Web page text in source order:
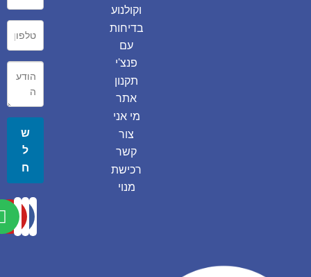
וקולנוע
בדיחות
עם
פנצ'י
תקנון
אתר
מי אני
צור
קשר
רכישת
מנוי
ש
ל
ח